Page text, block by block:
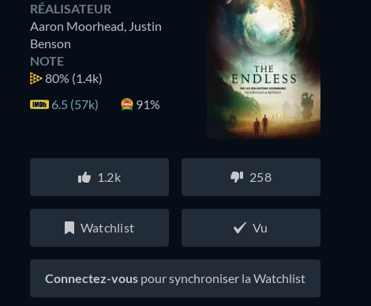
RÉALISATEUR
Aaron Moorhead, Justin
Benson
NOTE
80% (1.4k)
6.5 (57k)
91%
1.2k 258
Watchlist Vu
Connectez-vous pour synchroniser la Watchlist